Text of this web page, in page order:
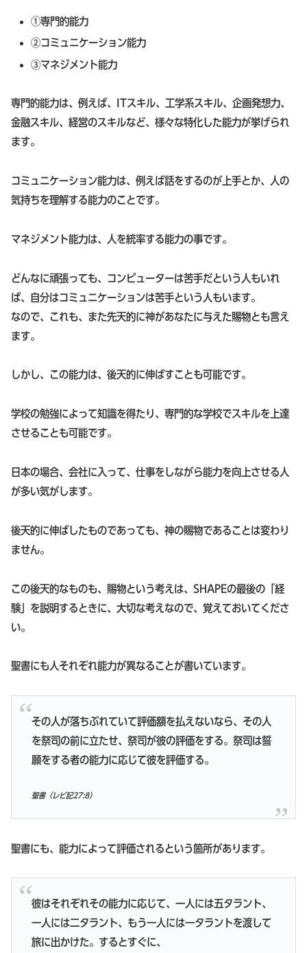
①専門的能力
②コミュニケーション能力
③マネジメント能力
専門的能力は、例えば、ITスキル、工学系スキル、企画発想力、
金融スキル、経営のスキルなど、様々な特化した能力が挙げられ
ます。
コミュニケーション能力は、例えば話をするのが上手とか、人の
気持ちを理解する能力のことです。
マネジメント能力は、人を統率する能力の事です。
どんなに頑張っても、コンピューターは苦手だという人もいれ
ば、自分はコミュニケーションは苦手という人もいます。
なので、これも、また先天的に神があなたに与えた賜物とも言え
ます。
しかし、この能力は、後天的に伸ばすことも可能です。
学校の勉強によって知識を得たり、専門的な学校でスキルを上達
させることも可能です。
日本の場合、会社に入って、仕事をしながら能力を向上させる人
が多い気がします。
後天的に伸ばしたものであっても、神の賜物であることは変わり
ません。
この後天的なものも、賜物という考えは、SHAPEの最後の「経
験」を説明するときに、大切な考えなので、覚えておいてくださ
い。
聖書にも人それぞれ能力が異なることが書いています。
その人が落ちぶれていて評価額を払えないなら、その人
を祭司の前に立たせ、祭司が彼の評価をする。祭司は誓
願をする者の能力に応じて彼を評価する。
聖書（レビ記27:8）
聖書にも、能力によって評価されるという箇所があります。
彼はそれぞれその能力に応じて、一人には五タラント、
一人には二タラント、もう一人には一タラントを渡して
旅に出かけた。するとすぐに、